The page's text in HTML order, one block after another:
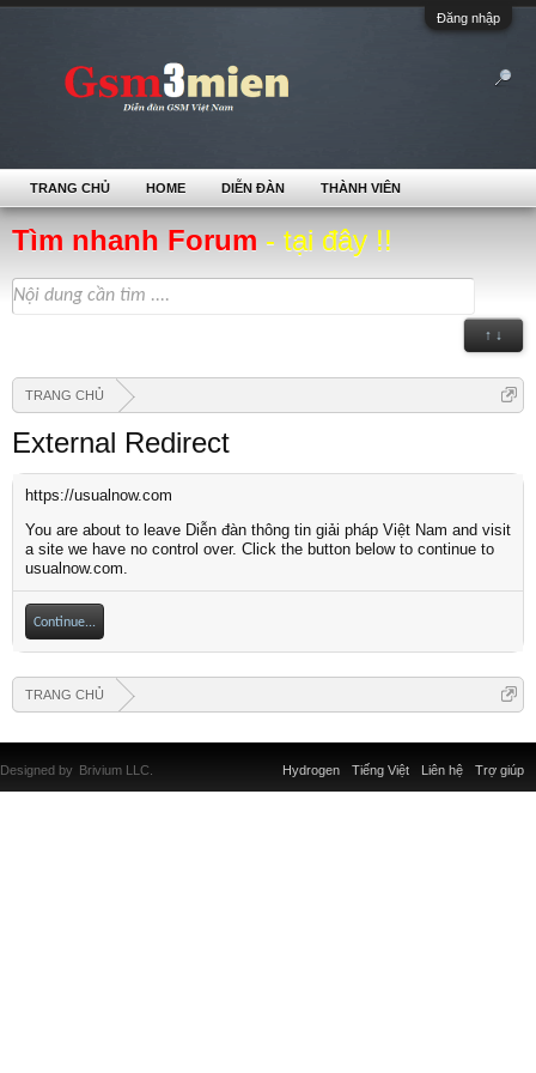
Đăng nhập
Tìm nhanh Forum - tại đây !!
↑ ↓
TRANG CHỦ
External Redirect
https://usualnow.com
You are about to leave Diễn đàn thông tin giải pháp Việt Nam and visit
a site we have no control over. Click the button below to continue to
usualnow.com.
Continue...
TRANG CHỦ
TRANG CHỦ HOME DIỄN ĐÀN THÀNH VIÊN
Liên hệ Trợ giúp
Hydrogen Tiếng Việt
Designed by Brivium LLC.